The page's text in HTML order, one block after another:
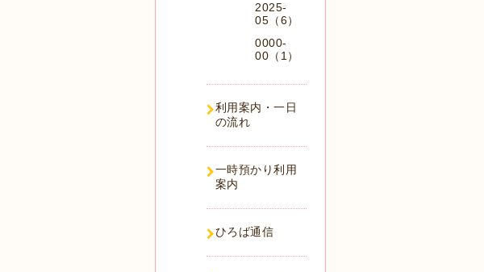
2025-
05（6）
0000-
00（1）
利用案内・一日
の流れ
一時預かり利用
案内
ひろば通信